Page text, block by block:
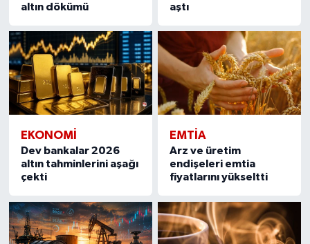
altın dökümü
aştı
EKONOMI
Dev bankalar 2026
altın tahminlerini aşağı
çekti
EMTIA
Arz ve üretim
endişeleri emtia
fiyatlarını yükseltti